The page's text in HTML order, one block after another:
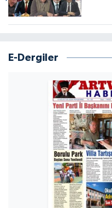
E-Dergiler